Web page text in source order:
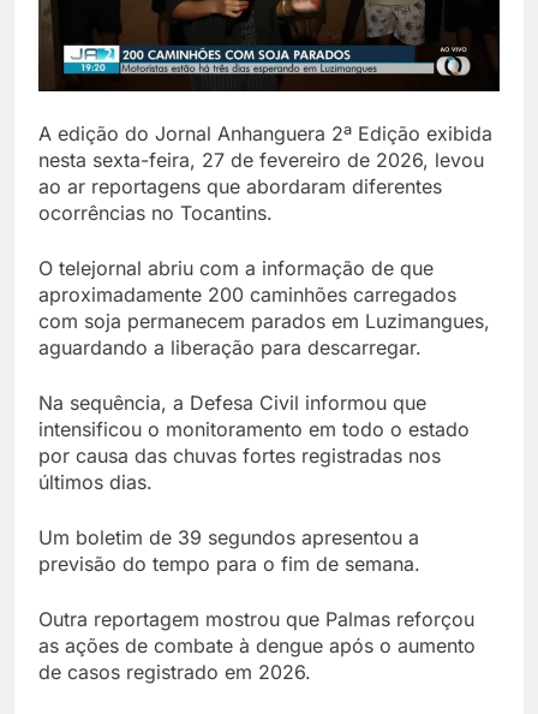
A edição do Jornal Anhanguera 2ª Edição exibida
nesta sexta-feira, 27 de fevereiro de 2026, levou
ao ar reportagens que abordaram diferentes
ocorrências no Tocantins.
O telejornal abriu com a informação de que
aproximadamente 200 caminhões carregados
com soja permanecem parados em Luzimangues,
aguardando a liberação para descarregar.
Na sequência, a Defesa Civil informou que
intensificou o monitoramento em todo o estado
por causa das chuvas fortes registradas nos
últimos dias.
Um boletim de 39 segundos apresentou a
previsão do tempo para o fim de semana.
Outra reportagem mostrou que Palmas reforçou
as ações de combate à dengue após o aumento
de casos registrado em 2026.